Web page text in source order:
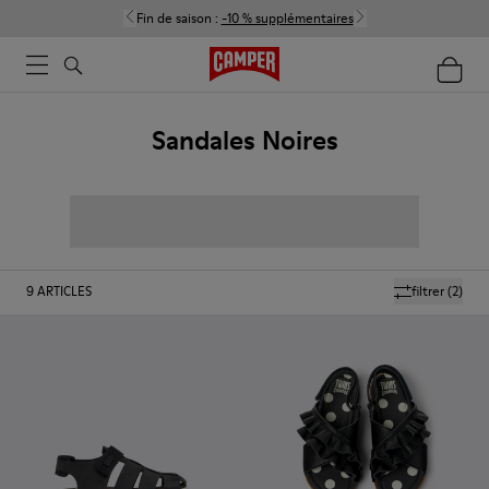
Fin de saison : -10 % supplémentaires
Sandales Noires
filtrer(2)
9ARTICLES